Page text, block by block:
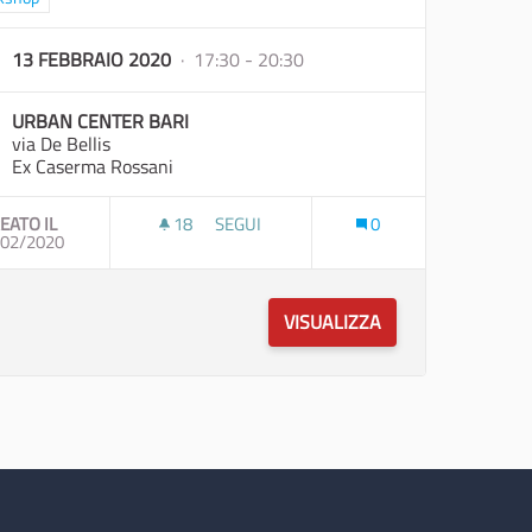
13 FEBBRAIO 2020 · 17:30 - 20:30
URBAN CENTER BARI
via De Bellis
Ex Caserma Rossani
IL
2020
18 18 SOSTENITORI
SEGUI 0
VISUALIZZA